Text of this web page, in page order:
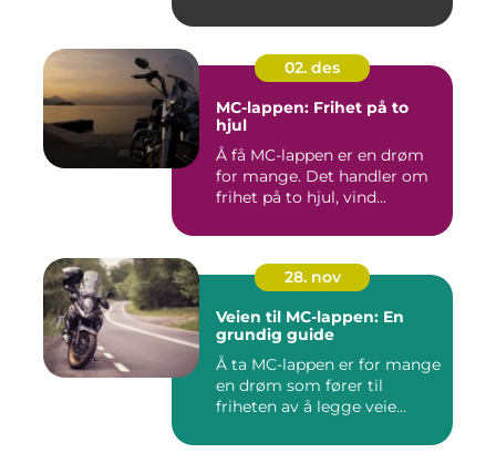
02. des
MC-lappen: Frihet på to
hjul
Å få MC-lappen er en drøm
for mange. Det handler om
frihet på to hjul, vind...
28. nov
Veien til MC-lappen: En
grundig guide
Å ta MC-lappen er for mange
en drøm som fører til
friheten av å legge veie...